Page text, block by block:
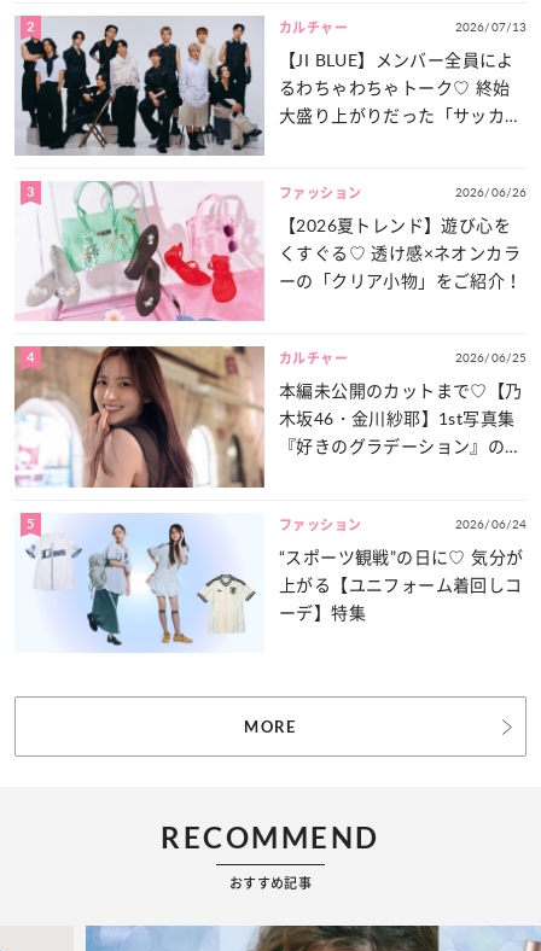
2 カルチャー 2026/07/13
【JI BLUE】メンバー全員によ
るわちゃわちゃトーク♡ 終始
大盛り上がりだった「サッカー
3 ファッション 2026/06/26
【2026夏トレンド】遊び心を
くすぐる♡ 透け感×ネオンカラ
ーの「クリア小物」をご紹介！
4 カルチャー 2026/06/25
本編未公開のカットまで♡【乃
木坂46・金川紗耶】1st写真集
『好きのグラデーション』の魅
5 ファッション 2026/06/24
“スポーツ観戦”の日に♡ 気分が
上がる【ユニフォーム着回しコ
ーデ】特集
MORE
RECOMMEND
おすすめ記事